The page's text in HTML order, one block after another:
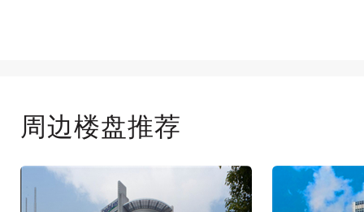
周边楼盘推荐